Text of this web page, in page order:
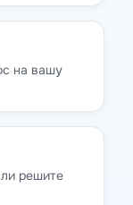
на вашу
решите